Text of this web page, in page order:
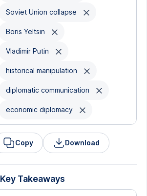
Soviet Union collapse
Boris Yeltsin
Vladimir Putin
historical manipulation
diplomatic communication
economic diplomacy
Copy Download
Key Takeaways